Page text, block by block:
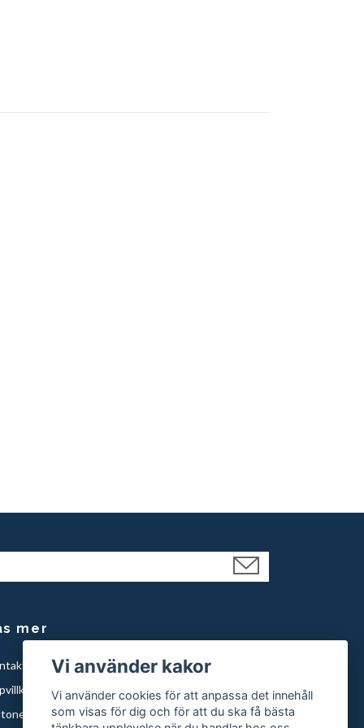
mer
knivar
Vi använder kakor
Vi använder cookies för att anpassa det innehåll
som visas för dig och för att du ska få bästa